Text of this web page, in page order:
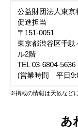
公益財団法人東
促進担当
〒151-0051
東京都渋谷区千
ル2階
TEL 03-6804-
(営業時間 平日
※掲載の情報は天候など
あ